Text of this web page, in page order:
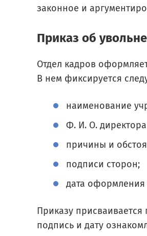
законное и
Приказ об
Отдел кадров
В нем фиксируется
наименование
Ф. И. О.
причины и
подписи сторон;
дата оформления
Приказу
подпись и дату